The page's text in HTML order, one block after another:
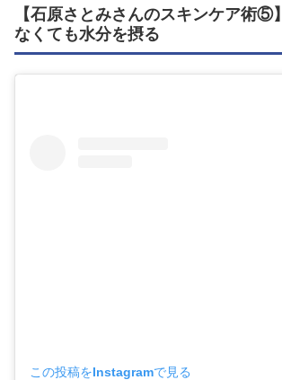
【石原さとみさんのスキンケア術⑤
なくても水分を摂る
この投稿をInstagramで見る